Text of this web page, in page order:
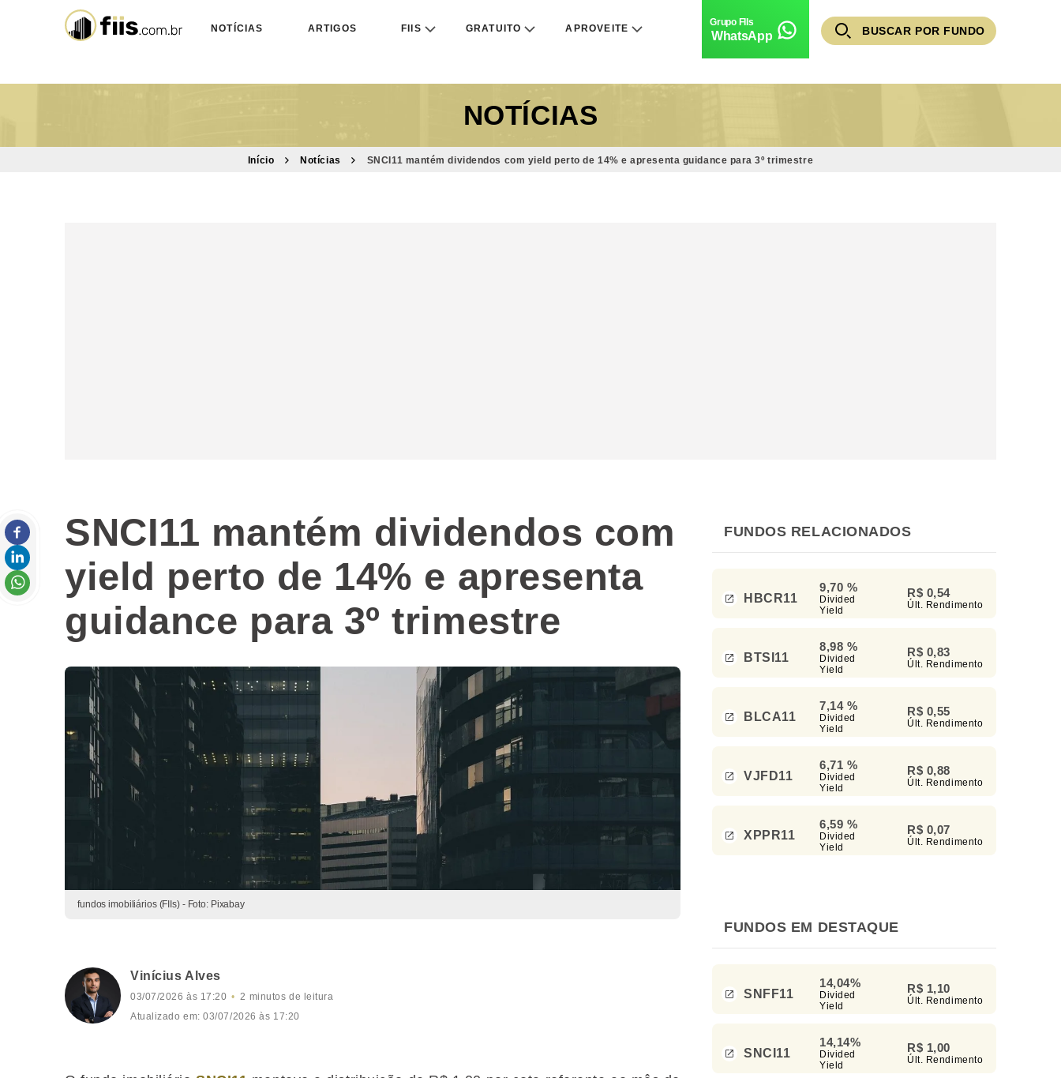
NOTÍCIAS ARTIGOS FIIS GRATUITO APROVEITE
WhatsApp BUSCAR POR FUNDO
NOTÍCIAS
Início Notícias SNCI11 mantém dividendos com yield perto de 14% e apresenta guidance para 3º trimestre
SNCI11 mantém dividendos com
yield perto de 14% e apresenta
guidance para 3º trimestre
fundos imobiliários (FIIs) - Foto: Pixabay
Vinícius Alves
03/07/2026 às 17:20
2 minutos de leitura
Atualizado em: 03/07/2026 às 17:20
FUNDOS RELACIONADOS
HBCR11
9,70 %
Divided
Yield
R$ 0,54
Últ. Rendimento
BTSI11
8,98 %
Divided
Yield
R$ 0,83
Últ. Rendimento
BLCA11
7,14 %
Divided
Yield
R$ 0,55
Últ. Rendimento
VJFD11
6,71 %
Divided
Yield
R$ 0,88
Últ. Rendimento
XPPR11
6,59 %
Divided
Yield
R$ 0,07
Últ. Rendimento
FUNDOS EM DESTAQUE
SNFF11
14,04%
Divided
Yield
R$ 1,10
Últ. Rendimento
SNCI11
14,14%
Divided
Yield
R$ 1,00
Últ. Rendimento